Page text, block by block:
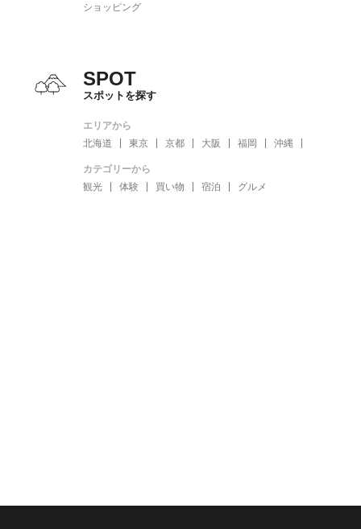
ショッピング
SPOT
スポットを探す
エリアから
北海道
東京 京都 大阪 福岡 沖縄
カテゴリーから
観光
体験 買い物 宿泊 グルメ